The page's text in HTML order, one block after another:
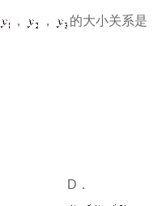
， ，
的大小关系是
D．